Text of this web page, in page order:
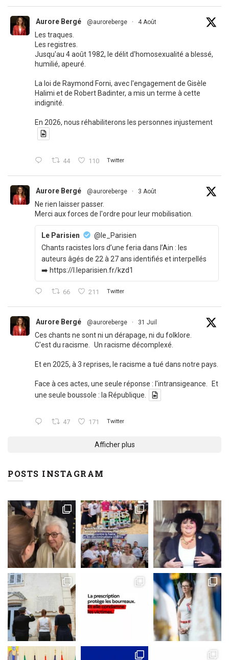
Aurore Bergé @auroreberge · 4 Août
Les traques.
Les registres.
Jusqu'au 4 août 1982, le délit d'homosexualité a blessé,
humilié, apeuré.
La loi de Raymond Forni, avec l'engagement de Gisèle
Halimi et de Robert Badinter, a mis un terme à cette
indignité.
En 2026, nous réhabiliterons les personnes injustement
44 110 Twitter
Aurore Bergé @auroreberge · 3 Août
Ne rien laisser passer.
Merci aux forces de l'ordre pour leur mobilisation.
Le Parisien
@le_Parisien
Chants racistes lors d’une feria dans l’Ain : les
auteurs âgés de 22 à 27 ans identifiés et interpellés
➡️ https://l.leparisien.fr/kzd1
66 211 Twitter
Aurore Bergé @auroreberge · 31 Juil
Ces chants ne sont ni un dérapage, ni du folklore.
C'est du racisme. Un racisme décomplexé.
Et en 2025, à 3 reprises, le racisme a tué dans notre pays.
Face à ces actes, une seule réponse : l'intransigeance. Et
une seule boussole : la République.
47 171 Twitter
Afficher plus
POSTS INSTAGRAM